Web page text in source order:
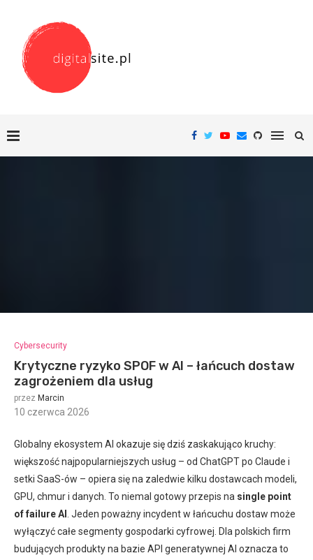
Cybersecurity
Krytyczne ryzyko SPOF w AI – łańcuch dostaw
zagrożeniem dla usług
przez Marcin
10 czerwca 2026
Globalny ekosystem AI okazuje się dziś zaskakująco kruchy:
większość najpopularniejszych usług – od ChatGPT po Claude i
setki SaaS-ów – opiera się na zaledwie kilku dostawcach modeli,
GPU, chmur i danych. To niemal gotowy przepis na single point
of failure AI
. Jeden poważny incydent w łańcuchu dostaw może
wyłączyć całe segmenty gospodarki cyfrowej. Dla polskich firm
budujących produkty na bazie API generatywnej AI oznacza to